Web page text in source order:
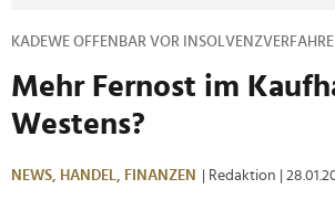
KADEWE OFFENBAR VOR
Mehr Fernost im
Westens?
NEWS, HANDEL, FINANZEN | Redaktion |